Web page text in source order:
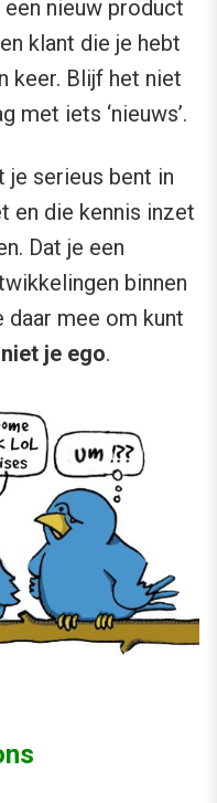
nieuw product
klant die je hebt
keer. Blijf het niet
met iets ‘nieuws’.
je serieus bent in
en die kennis inzet
Dat je een
binnen
daar mee om kunt
je ego.